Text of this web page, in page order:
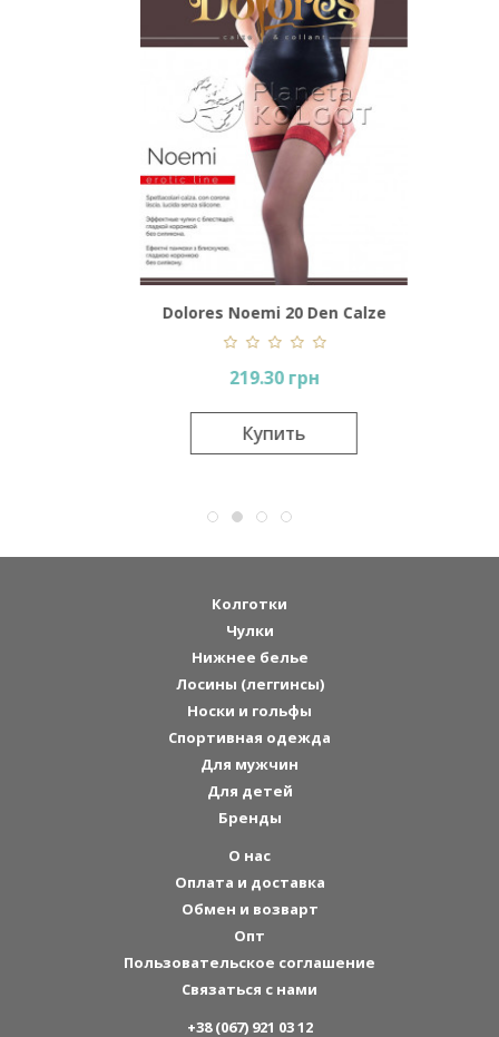
Dolores Noemi 20 Den Calze
219.30 грн
Купить
Колготки
Чулки
Нижнее белье
Лосины (леггинсы)
Носки и гольфы
Спортивная одежда
Для мужчин
Для детей
Бренды
О нас
Оплата и доставка
Обмен и возварт
Опт
Пользовательское соглашение
Связаться с нами
+38 (067) 921 03 12